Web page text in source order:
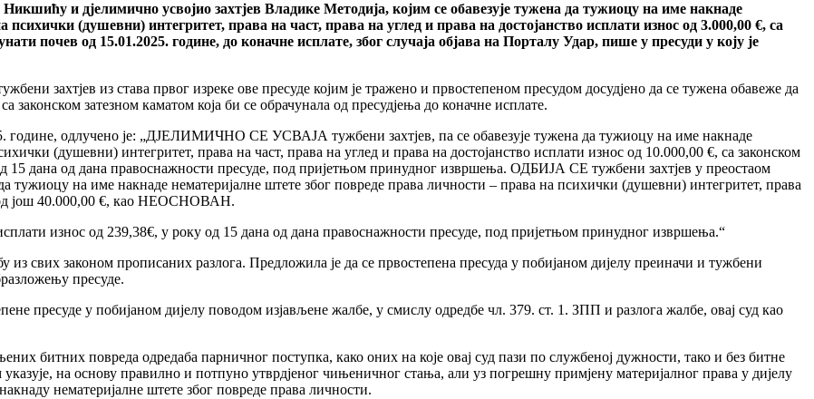
и дјелимично усвојио захтјев Владике Методија, којим се обавезује тужена да тужиоцу на име накнаде
(душевни) интегритет, права на част, права на углед и права на достојанство исплати износ од 3.000,00 €, са
почев од 15.01.2025. године, до коначне исплате, због случаја објава на Порталу Удар, пише у пресуди у коју је
захтјев из става првог изреке ове пресуде којим је тражено и првостепеном пресудом досудјено да се тужена обавеже да
затезном каматом која би се обрачунала од пресудјења до коначне исплате.
одлучено је: „ДЈЕЛИМИЧНО СЕ УСВАЈА тужбени захтјев, па се обавезује тужена да тужиоцу на име накнаде
(душевни) интегритет, права на част, права на углед и права на достојанство исплати износ од 10.000,00 €, са законском
15 дана од дана правоснажности пресуде, под пријетњом принудног извршења. ОДБИЈА СЕ тужбени захтјев у преостаом
тужиоцу на име накнаде нематеријалне штете због повреде права личности – права на психички (душевни) интегритет, права
од још 40.000,00 €, као НЕОСНОВАН.
износ од 239,38€, у року од 15 дана од дана правоснажности пресуде, под пријетњом принудног извршења.“
из свих законом прописаних разлога. Предложила је да се првостепена пресуда у побијаном дијелу преиначи и тужбени
пресуде.
пресуде у побијаном дијелу поводом изјављене жалбе, у смислу одредбе чл. 379. ст. 1. ЗПП и разлога жалбе, овај суд као
битних повреда одредаба парничног поступка, како оних на које овај суд пази по службеној дужности, тако и без битне
на основу правилно и потпуно утврдјеног чињеничног стања, али уз погрешну примјену материјалног права у дијелу
нематеријалне штете због повреде права личности.